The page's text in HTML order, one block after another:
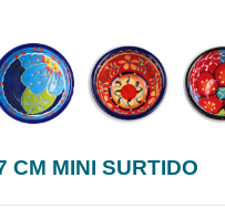
CM MINI SURTIDO